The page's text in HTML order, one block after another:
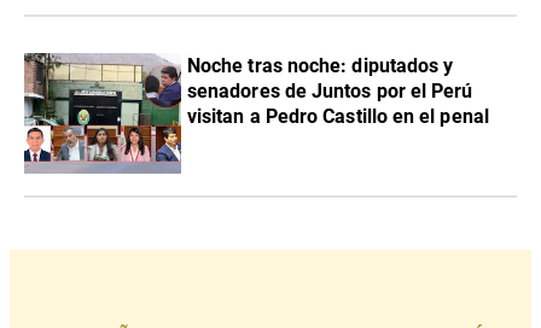
Noche tras noche: diputados y
senadores de Juntos por el Perú
visitan a Pedro Castillo en el penal